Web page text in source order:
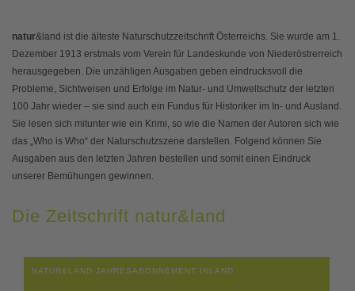
natur&land ist die älteste Naturschutzzeitschrift Österreichs. Sie wurde am 1.
Dezember 1913 erstmals vom Verein für Landeskunde von Niederöstrerreich
herausgegeben. Die unzähligen Ausgaben geben eindrucksvoll die
Probleme, Sichtweisen und Erfolge im Natur- und Umweltschutz der letzten
100 Jahr wieder – sie sind auch ein Fundus für Historiker im In- und Ausland.
Sie lesen sich mitunter wie ein Krimi, so wie die Namen der Autoren sich wie
das „Who is Who“ der Naturschutzszene darstellen. Folgend können Sie
Ausgaben aus den letzten Jahren bestellen und somit einen Eindruck
unserer Bemühungen gewinnen.
Die Zeitschrift natur&land
NATUR&LAND JAHRESABONNEMENT INLAND